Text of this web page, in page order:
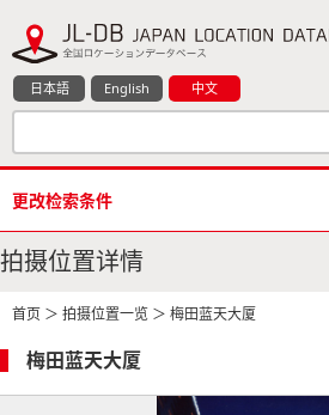
日本語 English 中文
更改检索条件
拍摄位置详情
首页 ＞ 拍摄位置一览 ＞ 梅田蓝天大厦
梅田蓝天大厦